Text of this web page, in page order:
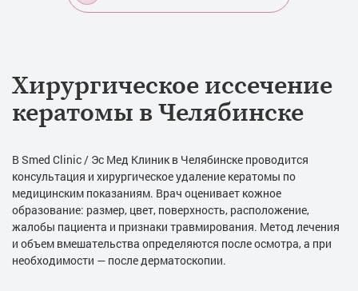
Хирургическое иссечение
кератомы в Челябинске
В Smed Clinic / Эс Мед Клиник в Челябинске проводится
консультация и хирургическое удаление кератомы по
медицинским показаниям. Врач оценивает кожное
образование: размер, цвет, поверхность, расположение,
жалобы пациента и признаки травмирования. Метод лечения
и объем вмешательства определяются после осмотра, а при
необходимости — после дерматоскопии.